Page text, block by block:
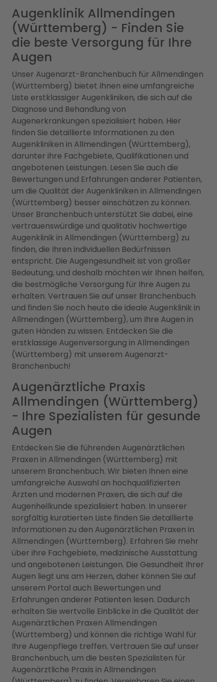
Augenklinik Allmendingen
(Württemberg) - Finden Sie
die beste Versorgung für Ihre
Augen
Unser Augenarzt-Branchenbuch für Allmendingen
(Württemberg) bietet Ihnen eine umfangreiche
Liste erstklassiger Augenkliniken, die sich auf die
Diagnose und Behandlung von
Augenerkrankungen spezialisiert haben. Hier
finden Sie detaillierte Informationen zu den
Augenkliniken in Allmendingen (Württemberg),
darunter ihre Fachgebiete, Qualifikationen und
angebotenen Leistungen. Lesen Sie auch die
Bewertungen und Erfahrungen anderer Patienten,
um die Qualität der Augenkliniken in Allmendingen
(Württemberg) besser einschätzen zu können.
Unser Branchenbuch unterstützt Sie dabei, eine
vertrauenswürdige und qualitativ hochwertige
Augenklinik in Allmendingen (Württemberg) zu
finden, die Ihren individuellen Bedürfnissen
entspricht. Die Augengesundheit ist von großer
Bedeutung, und deshalb möchten wir Ihnen helfen,
die bestmögliche Versorgung für Ihre Augen zu
erhalten. Vertrauen Sie auf unser Branchenbuch
und finden Sie noch heute die ideale Augenklinik in
Allmendingen (Württemberg), um Ihre Augen in
guten Händen zu wissen. Entdecken Sie die
erstklassige Augenversorgung in Allmendingen
(Württemberg) mit unserem Augenarzt-
Branchenbuch!
Augenärztliche Praxis
Allmendingen (Württemberg)
- Ihre Spezialisten für gesunde
Augen
Entdecken Sie die führenden Augenärztlichen
Praxen in Allmendingen (Württemberg) mit
unserem Branchenbuch. Wir bieten Ihnen eine
umfangreiche Auswahl an hochqualifizierten
Ärzten und modernen Praxen, die sich auf die
Augenheilkunde spezialisiert haben. In unserer
sorgfältig kuratierten Liste finden Sie detaillierte
Informationen zu den Augenärztlichen Praxen in
Allmendingen (Württemberg). Erfahren Sie mehr
über ihre Fachgebiete, medizinische Ausstattung
und angebotenen Leistungen. Die Gesundheit Ihrer
Augen liegt uns am Herzen, daher können Sie auf
unserem Portal auch Bewertungen und
Erfahrungen anderer Patienten lesen. Dadurch
erhalten Sie wertvolle Einblicke in die Qualität der
Augenärztlichen Praxen Allmendingen
(Württemberg) und können die richtige Wahl für
Ihre Augenpflege treffen. Vertrauen Sie auf unser
Branchenbuch, um die besten Spezialisten für
Augenärztliche Praxis in Allmendingen